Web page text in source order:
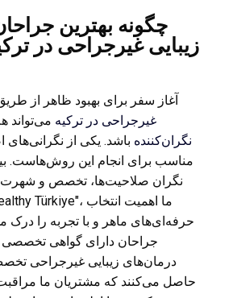
چگونه بهترین
زیبایی غیرجراحی در
آغاز سفر برای بهبود ظاهر از
غیرجراحی در ترکیه می‌تواند
نگران‌کننده باشد. یکی از نگرانی‌های
مناسب برای انجام این روش‌هاست.
نگران صلاحیت‌ها، تخصص و شهرت
حرفه‌ای‌های ماهر و با تجربه را درک
جراحان دارای گواهی
درمان‌های زیبایی غیرجراحی
حاصل می‌کنند که مشتریان ما مراقبت